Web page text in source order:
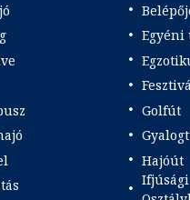
Egyéni
Golfút
Hajóút